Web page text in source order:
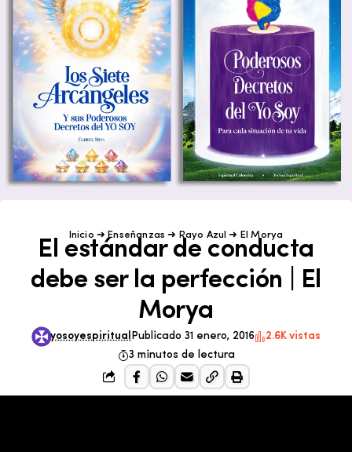
Inicio ➜ Enseñanzas ➜ Rayo Azul ➜ El Morya
El estándar de conducta
debe ser la perfección | El
Morya
yosoyespiritual Publicado 31 enero, 2016
2.6K vistas
3 minutos de lectura